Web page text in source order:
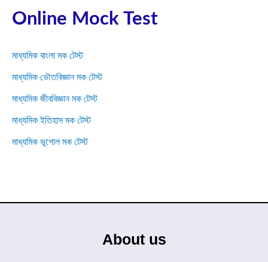
Online Mock Test
মাধ্যমিক বাংলা মক টেস্ট
মাধ্যমিক ভৌতবিজ্ঞান মক টেস্ট
মাধ্যমিক জীববিজ্ঞান মক টেস্ট
মাধ্যমিক ইতিহাস মক টেস্ট
মাধ্যমিক ভূগোল মক টেস্ট
About us